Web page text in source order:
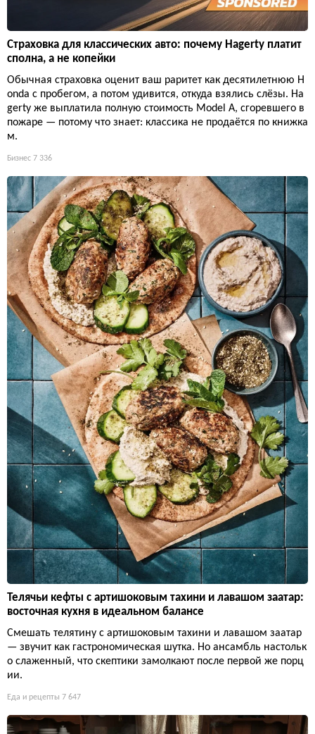
Страховка для классических авто: почему Hagerty платит
сполна, а не копейки
Обычная страховка оценит ваш раритет как десятилетнюю H
onda с пробегом, а потом удивится, откуда взялись слёзы. Ha
gerty же выплатила полную стоимость Model A, сгоревшего в
пожаре — потому что знает: классика не продаётся по книжка
м.
Бизнес 7 336
Телячьи кефты с артишоковым тахини и лавашом заатар:
восточная кухня в идеальном балансе
Смешать телятину с артишоковым тахини и лавашом заатар
— звучит как гастрономическая шутка. Но ансамбль настольк
о слаженный, что скептики замолкают после первой же порц
ии.
Еда и рецепты 7 647